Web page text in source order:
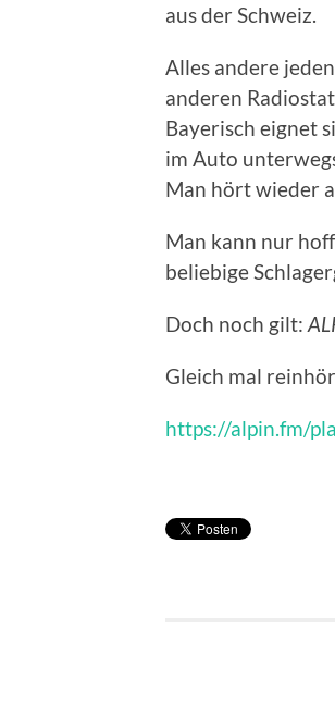
aus der Schweiz.
Alles andere
anderen
Bayerisch eignet
im Auto
Man hört wieder
Man kann nur
beliebige
Doch noch gilt:
Gleich mal
https://alpin.fm/